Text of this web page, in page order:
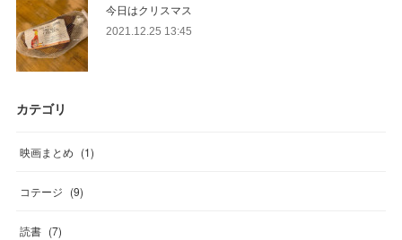
今日はクリスマス
2021.12.25 13:45
カテゴリ
映画まとめ (1)
コテージ (9)
読書 (7)